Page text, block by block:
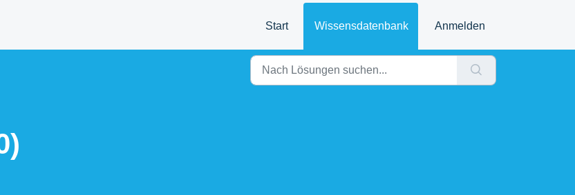
Start Wissensdatenbank Anmelden